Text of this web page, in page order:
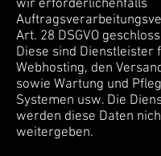
wir erforderlichenfalls
Art. 28 DSGVO
Diese sind Dienstleister
Webhosting, den
sowie Wartung und
Systemen usw. Die
werden diese Daten
weitergeben.